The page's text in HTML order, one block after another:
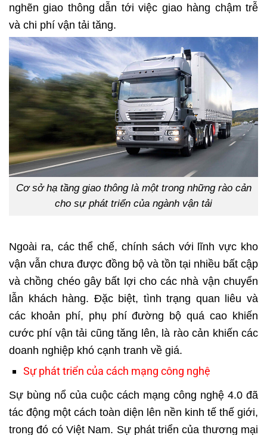
nghẽn giao thông dẫn tới việc giao hàng chậm trễ
và chi phí vận tải tăng.
Cơ sở hạ tầng giao thông là một trong những rào cản
cho sự phát triển của ngành vận tải
Ngoài ra, các thể chế, chính sách với lĩnh vực kho
vận vẫn chưa được đồng bộ và tồn tại nhiều bất cập
và chồng chéo gây bất lợi cho các nhà vận chuyển
lẫn khách hàng. Đặc biệt, tình trạng quan liêu và
các khoản phí, phụ phí đường bộ quá cao khiến
cước phí vận tải cũng tăng lên, là rào cản khiến các
doanh nghiệp khó cạnh tranh về giá.
Sự phát triển của cách mạng công nghệ
Sự bùng nổ của cuộc cách mạng công nghệ 4.0 đã
tác động một cách toàn diện lên nền kinh tế thế giới,
trong đó có Việt Nam. Sự phát triển của thương mại